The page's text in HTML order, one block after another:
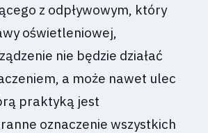
z odpływowym, który
oświetleniowej,
nie będzie działać
a może nawet ulec
praktyką jest
oznaczenie wszystkich